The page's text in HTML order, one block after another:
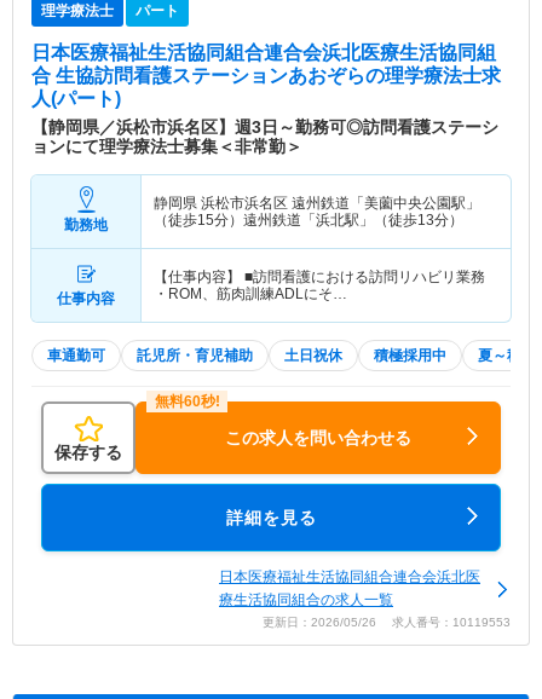
理学療法士 パート
日本医療福祉生活協同組合連合会浜北医療生活協同組
合 生協訪問看護ステーションあおぞらの理学療法士求
人(パート)
【静岡県／浜松市浜名区】週3日～勤務可◎訪問看護ステーシ
ョンにて理学療法士募集＜非常勤＞
勤務地
静岡県 浜松市浜名区 遠州鉄道「美薗中央公園駅」
（徒歩15分）遠州鉄道「浜北駅」（徒歩13分）
仕事内容
【仕事内容】 ■訪問看護における訪問リハビリ業務
・ROM、筋肉訓練ADLにそ…
車通勤可 託児所・育児補助 土日祝休 積極採用中 夏～秋入
保存する
この求人を問い合わせる
詳細を見る
日本医療福祉生活協同組合連合会浜北医
療生活協同組合の求人一覧
更新日：2026/05/26 求人番号：10119553